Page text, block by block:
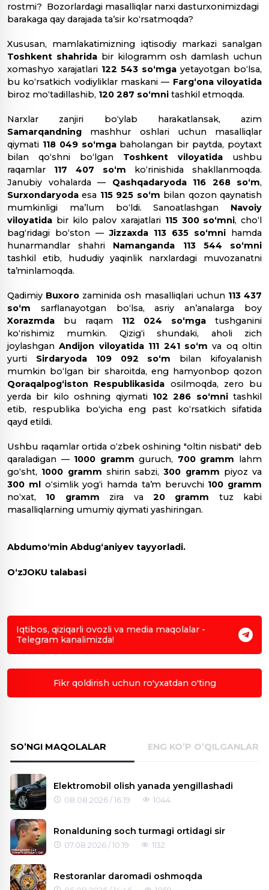
rostmi? Bozorlardagi masalliqlar narxi dasturxonimizdagi
barakaga qay darajada taʼsir ko‘rsatmoqda?
Xususan, mamlakatimizning iqtisodiy markazi sanalgan
Toshkent shahridabir kilogramm osh damlash uchun
xomashyo xarajatlari 122 543 so‘mga yetayotgan bo‘lsa,
bu ko‘rsatkich vodiyliklar maskani — Farg‘ona viloyatida
biroz moʻtadillashib, 120 287 so‘mni tashkil etmoqda.
​Narxlar zanjiri bo‘ylab harakatlansak, azim
Samarqandning mashhur oshlari uchun masalliqlar
qiymati 118 049 so‘mgabaholangan bir paytda, poytaxt
bilan qo‘shni bo‘lgan Toshkent viloyatida ushbu
raqamlar 117 407 so‘m ko‘rinishida shakllanmoqda.
Janubiy vohalarda — Qashqadaryoda 116 268 so‘m,
Surxondaryoda esa 115 925 so‘m bilan qozon qaynatish
mumkinligi maʼlum bo‘ldi. Sanoatlashgan Navoiy
viloyatida bir kilo palov xarajatlari 115 300 so‘mni, cho‘l
bag‘ridagi bo‘ston —Jizzaxda 113 635 so‘mni hamda
hunarmandlar shahri Namanganda
113 544 so‘mni
tashkil etib, hududiy yaqinlik narxlardagi muvozanatni
taʼminlamoqda.
​Qadimiy Buxoro zaminida osh masalliqlari uchun 113 437
so‘m sarflanayotgan bo‘lsa, asriy anʼanalarga boy
Xorazmda bu raqam 112 024 so‘mga tushganini
ko‘rishimiz mumkin. Qizig‘ishundaki, aholi zich
joylashganAndijon viloyatida 111 241 so‘m va oq oltin
yurti Sirdaryoda 109 092 so‘m bilan kifoyalanish
mumkin bo‘lgan bir sharoitda, eng hamyonbop qozon
Qoraqalpog‘iston Respublikasida osilmoqda, zero bu
yerda bir kilo oshning qiymati 102 286 so‘mnitashkil
etib, respublika bo‘yicha eng past ko‘rsatkich sifatida
qayd etildi.
​Ushbu raqamlar ortida o‘zbek oshining "oltin nisbati" deb
qaraladigan — 1000 gramm guruch, 700 gramm lahm
go‘sht, 1000 gramm shirin sabzi,300 gramm piyoz va
300 mlo‘simlik yog‘i hamda taʼm beruvchi 100 gramm
no‘xat, 10 gramm zira va 20 gramm tuz kabi
masalliqlarning umumiy qiymati yashiringan.
Abdumo‘min Abdug‘aniyev tayyorladi.
O‘zJOKU talabasi
Iqtibos, qiziqarli ovozli va media maqolalar -
Telegram kanalimizda!
Fikr qoldirish uchun ro'yxatdan o'ting
SO’NGI MAQOLALAR ENG KO’P O’QILGANLAR
Elektromobil olish yanada yengillashadi
08.08.2026 / 16:19 1044
Ronalduning soch turmagi ortidagi sir
07.08.2026 / 10:19 1132
Restoranlar daromadi oshmoqda